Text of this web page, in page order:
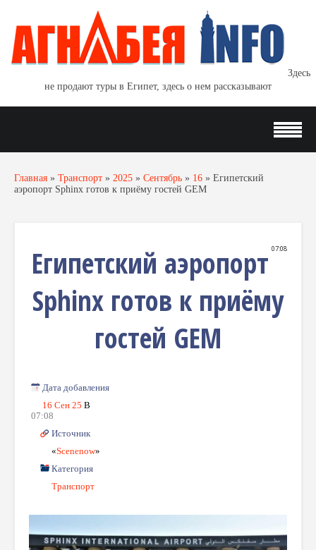
Здесь
не продают туры в Египет, здесь о нем рассказывают
Главная » Транспорт » 2025 » Сентябрь » 16 » Египетский
аэропорт Sphinx готов к приёму гостей GEM
07:08
Египетский аэропорт
Sphinx готов к приёму
гостей GEM
Дата добавления
16 Сен 25 В
07:08
Источник
«Scenenow»
Категория
Транспорт